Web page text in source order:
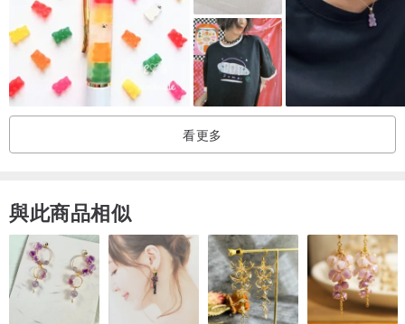
可愛的雙寶貝小熊軟糖，蘊藏著甜蜜與珍愛的心意。
斜角吊墜的設計，近看是相依的愛之小熊，遠看則宛如一幅細緻的菱
形花磚，低調中帶著獨特巧思。
看更多
與此商品相似